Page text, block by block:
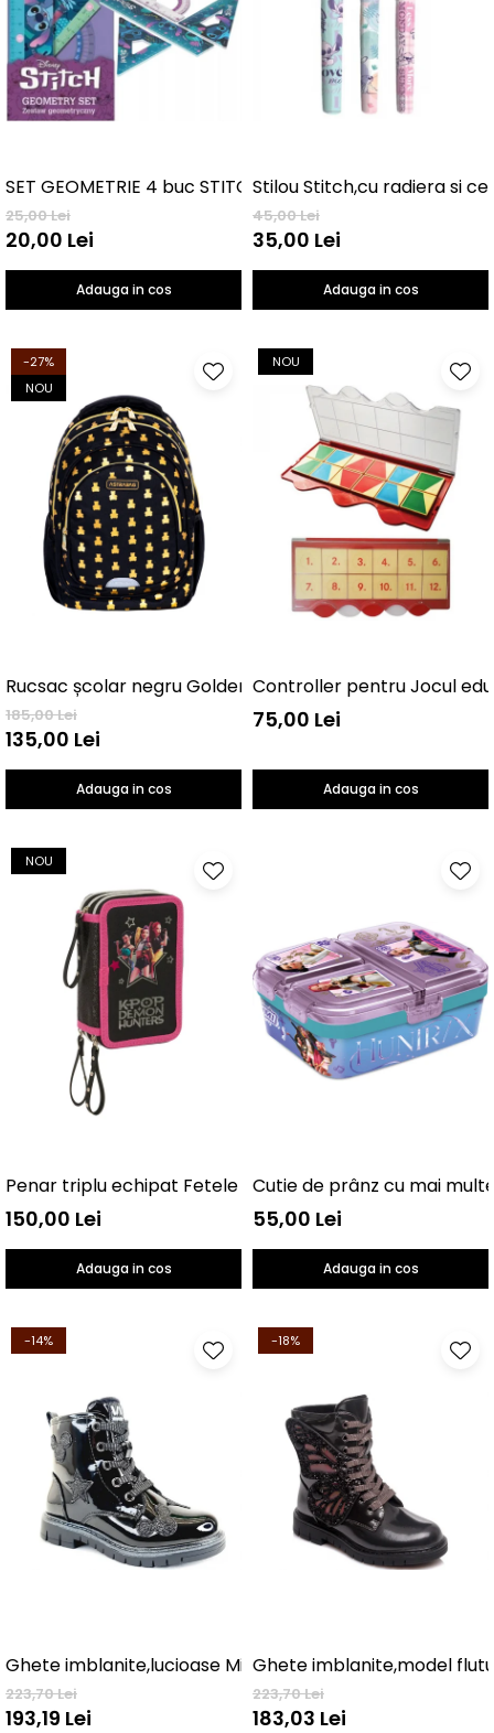
SET GEOMETRIE 4 buc STITCH
25,00 Lei
20,00 Lei
Adauga in cos
Stilou Stitch,cu radiera si
45,00 Lei
35,00 Lei
Adauga in cos
-27%
NOU
Rucsac școlar negru GoldenTeddy 3
185,00 Lei
135,00 Lei
Adauga in cos
NOU
Controller pentru Jocul
75,00 Lei
Adauga in cos
NOU
Penar triplu echipat Fetele Kpop la vânătoare de
150,00 Lei
Adauga in cos
55,00 Lei
Adauga in cos
-14%
Ghete imblanite,lucioase Mickey
223,70 Lei
193,19 Lei
-18%
Ghete imblanite,model
223,70 Lei
183,03 Lei